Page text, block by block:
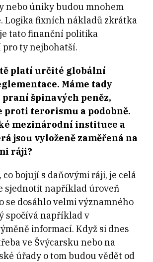
nebo úniky budou mnohem
Logika fixních nákladů zkrátka
tato finanční politika
ty nejbohatší.
platí určité globální
Máme tady
špinavých peněz,
proti terorismu a podobně.
mezinárodní instituce a
jsou vyloženě zaměřená na
ráji?
bojují s daňovými ráji, je celá
sjednotit například úroveň
se dosáhlo velmi významného
spočívá například v
informací. Když si dnes
ve Švýcarsku nebo na
úřady o tom budou vědět od